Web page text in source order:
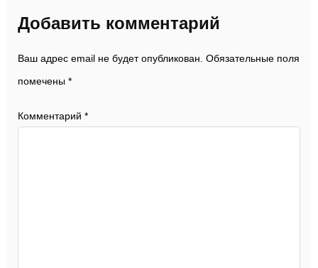
Добавить комментарий
Ваш адрес email не будет опубликован. Обязательные поля
помечены *
Комментарий *